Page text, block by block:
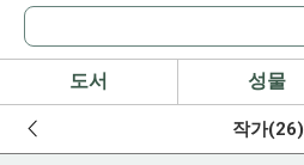
도서 성물
작가(26)